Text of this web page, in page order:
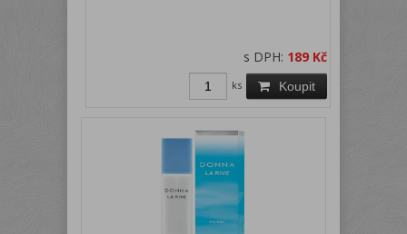
s DPH: 189 Kč
Koupit
ks